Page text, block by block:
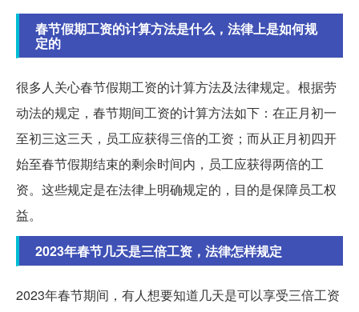
春节假期工资的计算方法是什么，法律上是如何规
定的
很多人关心春节假期工资的计算方法及法律规定。根据劳
动法的规定，春节期间工资的计算方法如下：在正月初一
至初三这三天，员工应获得三倍的工资；而从正月初四开
始至春节假期结束的剩余时间内，员工应获得两倍的工
资。这些规定是在法律上明确规定的，目的是保障员工权
益。
2023年春节几天是三倍工资，法律怎样规定
2023年春节期间，有人想要知道几天是可以享受三倍工资